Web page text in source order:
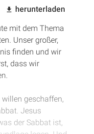
herunterladen
mit dem Thema
Unser großer,
finden und wir
dass wir
geschaffen,
Jesus
der Sabbat ist,